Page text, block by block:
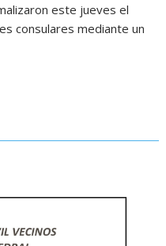
este jueves el
consulares mediante un